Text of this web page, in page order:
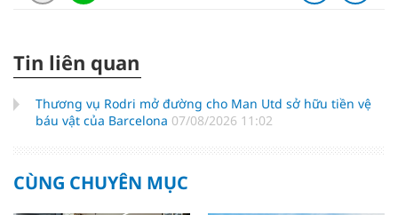
Tin liên quan
Thương vụ Rodri mở đường cho Man Utd sở hữu tiền vệ
báu vật của Barcelona 07/08/2026 11:02
CÙNG CHUYÊN MỤC